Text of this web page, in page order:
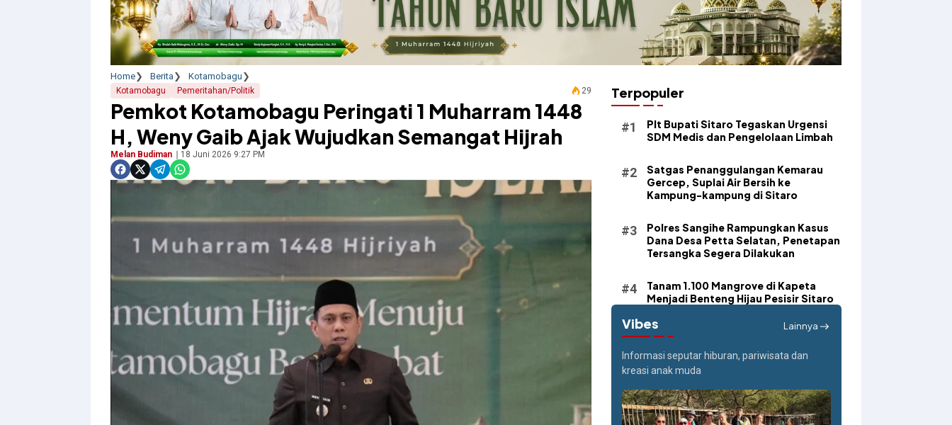
Home Berita Kotamobagu
Kotamobagu Pemeritahan/Politik 29
Pemkot Kotamobagu Peringati 1 Muharram 1448
H, Weny Gaib Ajak Wujudkan Semangat Hijrah
Melan Budiman 18 Juni 2026 9:27 PM
Terpopuler
​Plt Bupati Sitaro Tegaskan Urgensi
SDM Medis dan Pengelolaan Limbah
Satgas Penanggulangan Kemarau
Gercep, Suplai Air Bersih ke
Kampung-kampung di Sitaro
Polres Sangihe Rampungkan Kasus
Dana Desa Petta Selatan, Penetapan
Tersangka Segera Dilakukan
Tanam 1.100 Mangrove di Kapeta
Menjadi Benteng Hijau Pesisir Sitaro
Vibes Lainnya
Informasi seputar hiburan, pariwisata dan
kreasi anak muda